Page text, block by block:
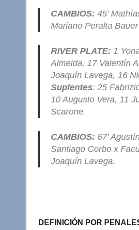
CAMBIOS:45′
Mariano Peralta
RIVER PLATE: 1
Almeida, 17 Valentín
Joaquín Lavega, 16
Suplentes: 25
10 Augusto Vera, 11
Scarone.
CAMBIOS: 67′
Santiago Corbo x
Joaquín Lavega.
DEFINICIÓN POR